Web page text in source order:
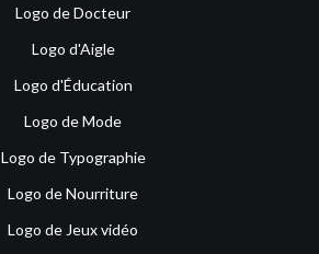
Logo de Docteur
Logo d'Aigle
Logo d'Éducation
Logo de Mode
Logo de Typographie
Logo de Nourriture
Logo de Jeux vidéo